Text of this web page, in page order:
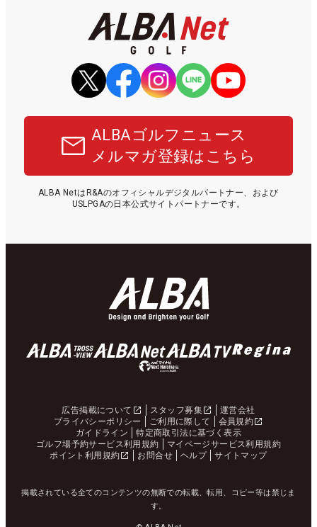
ALBAゴルフニュース
メルマガ登録はこちら
ALBA NetはR&Aのオフィシャルデジタルパートナー、および
USLPGAの日本公式サイトパートナーです。
広告掲載について スタッフ募集
運営会社
プライバシーポリシー
ご利用に際して
会員規約
ガイドライン
特定商取引法に基づく表示
ゴルフ場予約サービス利用規約
マイページサービス利用規約
ポイント利用規約
お問合せ ヘルプ サイトマップ
掲載されている全てのコンテンツの無断での転載、転用、コピー等は禁じま
す。